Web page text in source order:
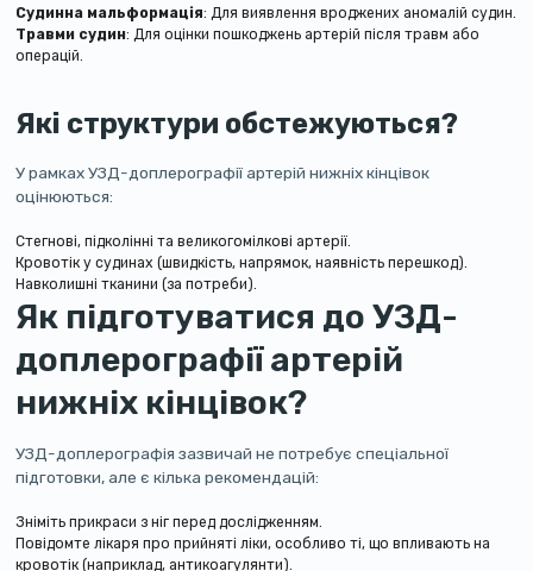
Судинна мальформація: Для виявлення вроджених аномалій судин.
Травми судин: Для оцінки пошкоджень артерій після травм або
операцій.
Які структури обстежуються?
У рамках УЗД-доплерографії артерій нижніх кінцівок
оцінюються:
Стегнові, підколінні та великогомілкові артерії.
Кровотік у судинах (швидкість, напрямок, наявність перешкод).
Навколишні тканини (за потреби).
Як підготуватися до УЗД-
доплерографії артерій
нижніх кінцівок?
УЗД-доплерографія зазвичай не потребує спеціальної
підготовки, але є кілька рекомендацій:
Зніміть прикраси з ніг перед дослідженням.
Повідомте лікаря про прийняті ліки, особливо ті, що впливають на
кровотік (наприклад, антикоагулянти).